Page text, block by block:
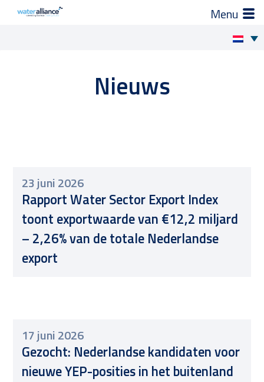
×
Zo helpen wij je
Projecten en progamma’s
Nieuws
Nieuws
23 juni 2026
Rapport Water Sector Export Index
toont exportwaarde van €12,2 miljard
– 2,26% van de totale Nederlandse
export
17 juni 2026
Gezocht: Nederlandse kandidaten voor
nieuwe YEP-posities in het buitenland